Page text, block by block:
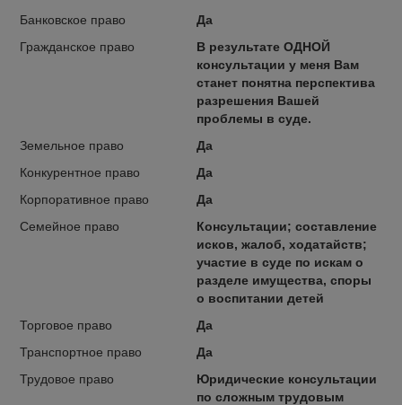
Банковское право
Да
Гражданское право
В результате ОДНОЙ
консультации у меня Вам
станет понятна перспектива
разрешения Вашей
проблемы в суде.
Земельное право
Да
Конкурентное право
Да
Корпоративное право
Да
Семейное право
Консультации; составление
исков, жалоб, ходатайств;
участие в суде по искам о
разделе имущества, споры
о воспитании детей
Торговое право
Да
Транспортное право
Да
Трудовое право
Юридические консультации
по сложным трудовым